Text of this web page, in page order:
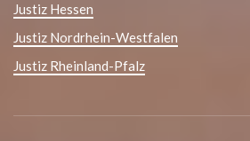
Justiz Hessen
Justiz Nordrhein-Westfalen
Justiz Rheinland-Pfalz